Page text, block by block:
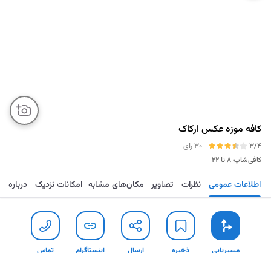
کافه موزه عکس ارکاک
3/4
30 رای
کافی‌شاپ ۸ تا ۲۲
مسیریابی ذخیره ارسال اینستاگرام اطلاعات عمومی نظرات تصاویر مکان‌های مشابه امکانات نزدیک درباره
مسیریابی ذخیره ارسال اینستاگرام تماس